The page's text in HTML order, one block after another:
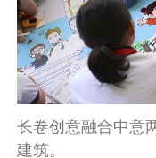
长卷创意融合中意
建筑。